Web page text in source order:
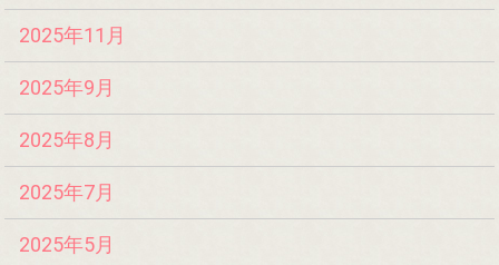
2025年11月
2025年9月
2025年8月
2025年7月
2025年5月